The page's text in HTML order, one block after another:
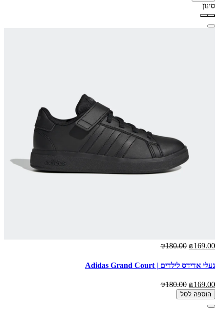
סינון
₪169.00
₪180.00
נעלי אדידס לילדים | Adidas Grand Court
₪169.00
₪180.00
הוספה לסל